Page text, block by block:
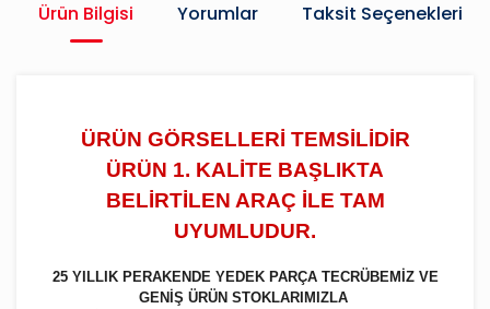
Ürün Bilgisi Yorumlar Taksit Seçenekleri
ÜRÜN GÖRSELLERİ TEMSİLİDİR
ÜRÜN 1. KALİTE BAŞLIKTA
BELİRTİLEN ARAÇ İLE TAM
UYUMLUDUR.
25 YILLIK PERAKENDE YEDEK PARÇA TECRÜBEMİZ VE
GENİŞ ÜRÜN STOKLARIMIZLA